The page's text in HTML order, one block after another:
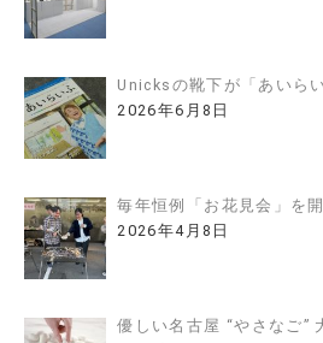
Unicksの靴下が「あいら
2026年6月8日
毎年恒例「お花見会」を
2026年4月8日
優しい名古屋 “やさなご”